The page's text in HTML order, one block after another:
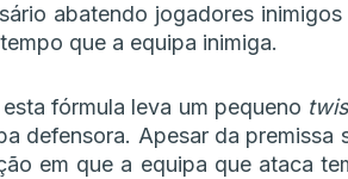
abatendo jogadores
que a equipa inimiga.
esta fórmula leva um pequeno
defensora. Apesar da premissa
em que a equipa que ataca